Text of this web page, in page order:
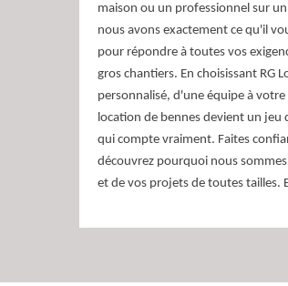
maison ou un professionnel sur
nous avons exactement ce qu'il
pour répondre à toutes vos
gros chantiers. En choisissant RG
personnalisé, d'une équipe à
location de bennes devient un
qui compte vraiment. Faites
découvrez pourquoi nous
et de vos projets de toutes tailles.